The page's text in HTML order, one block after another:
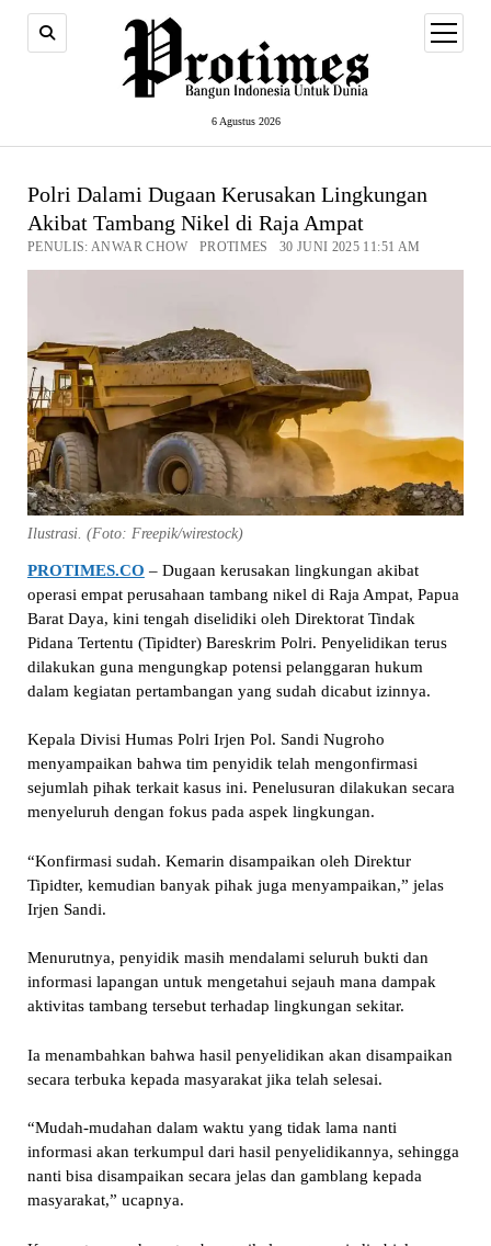
6 Agustus 2026
open
menu
Polri Dalami Dugaan Kerusakan Lingkungan
Akibat Tambang Nikel di Raja Ampat
PENULIS: ANWAR CHOW PROTIMES 30 JUNI 2025 11:51 AM
Ilustrasi. (Foto: Freepik/wirestock)
PROTIMES.CO – Dugaan kerusakan lingkungan akibat
operasi empat perusahaan tambang nikel di Raja Ampat, Papua
Barat Daya, kini tengah diselidiki oleh Direktorat Tindak
Pidana Tertentu (Tipidter) Bareskrim Polri. Penyelidikan terus
dilakukan guna mengungkap potensi pelanggaran hukum
dalam kegiatan pertambangan yang sudah dicabut izinnya.
Kepala Divisi Humas Polri Irjen Pol. Sandi Nugroho
menyampaikan bahwa tim penyidik telah mengonfirmasi
sejumlah pihak terkait kasus ini. Penelusuran dilakukan secara
menyeluruh dengan fokus pada aspek lingkungan.
“Konfirmasi sudah. Kemarin disampaikan oleh Direktur
Tipidter, kemudian banyak pihak juga menyampaikan,” jelas
Irjen Sandi.
Menurutnya, penyidik masih mendalami seluruh bukti dan
informasi lapangan untuk mengetahui sejauh mana dampak
aktivitas tambang tersebut terhadap lingkungan sekitar.
Ia menambahkan bahwa hasil penyelidikan akan disampaikan
secara terbuka kepada masyarakat jika telah selesai.
“Mudah-mudahan dalam waktu yang tidak lama nanti
informasi akan terkumpul dari hasil penyelidikannya, sehingga
nanti bisa disampaikan secara jelas dan gamblang kepada
masyarakat,” ucapnya.